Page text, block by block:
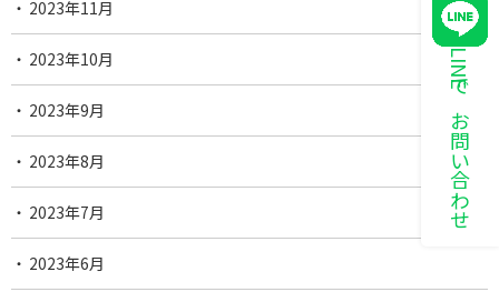
LINEでお問い合わせ
2023年11月
2023年10月
2023年9月
2023年8月
2023年7月
2023年6月